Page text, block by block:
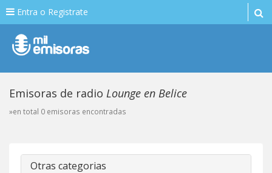
Entra o Registrate
Emisoras de radio Lounge en Belice
»en total 0 emisoras encontradas
Otras categorias